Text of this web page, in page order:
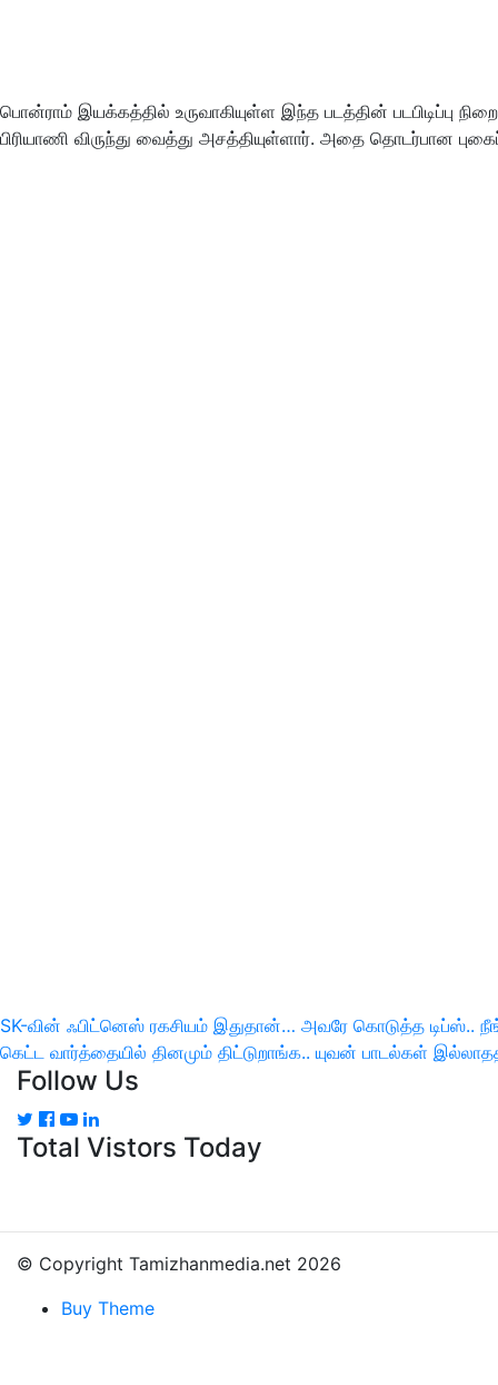
பொன்ராம் இயக்கத்தில் உருவாகியுள்ள இந்த படத்தின் படபிடிப்பு
பிரியாணி விருந்து வைத்து அசத்தியுள்ளார். அதை தொடர்பான
இடுகை
பட்டியல்
Previous
Post
SK-வின் ஃபிட்னெஸ் ரகசியம் இதுதான்… அவரே கொடுத்த டிப்ஸ்..
Next
Post
கெட்ட வார்த்தையில் தினமும் திட்டுறாங்க.. யுவன் பாடல்கள்
Follow Us
Total Vistors Today
© Copyright Tamizhanmedia.net 2026
Buy Theme